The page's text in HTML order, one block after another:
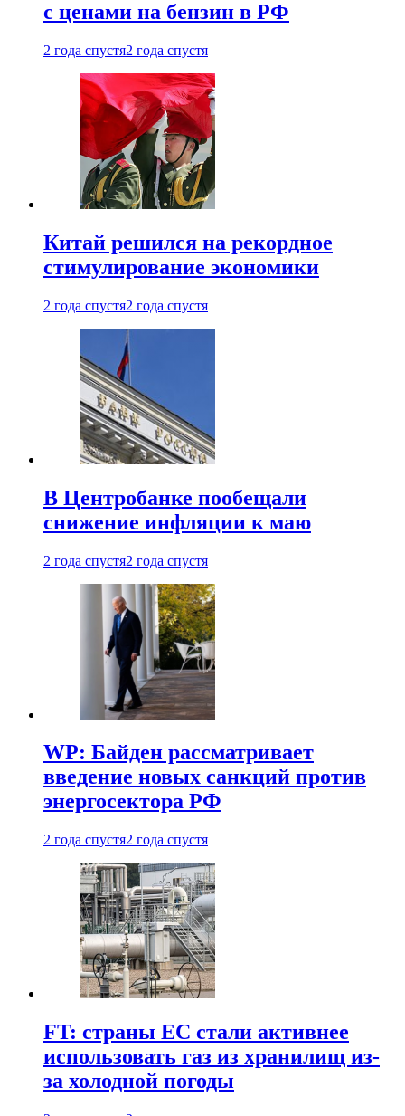
с ценами на бензин в РФ
2 года спустя2 года спустя
Китай решился на рекордное
стимулирование экономики
2 года спустя2 года спустя
В Центробанке пообещали
снижение инфляции к маю
2 года спустя2 года спустя
WP: Байден рассматривает
введение новых санкций против
энергосектора РФ
2 года спустя2 года спустя
FT: страны ЕС стали активнее
использовать газ из хранилищ из-
за холодной погоды